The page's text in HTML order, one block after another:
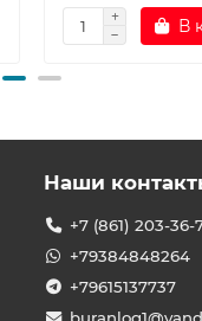
В
Наши
+7 (861) 203-36-
+79384848264
+79615137737